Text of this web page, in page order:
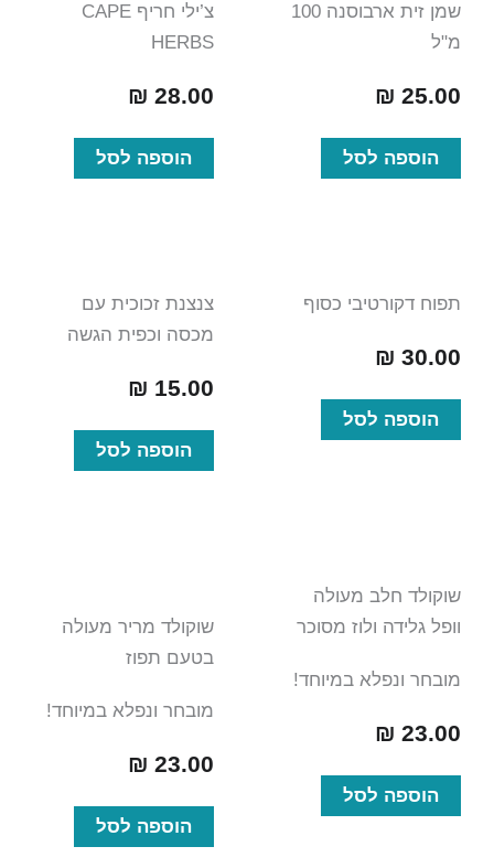
שמן זית ארבוסנה 100
מ"ל
₪ 25.00
הוספה לסל
צ’ילי חריף CAPE
HERBS
₪ 28.00
הוספה לסל
תפוח דקורטיבי כסוף
₪ 30.00
הוספה לסל
צנצנת זכוכית עם
מכסה וכפית הגשה
₪ 15.00
הוספה לסל
שוקולד חלב מעולה
וופל גלידה ולוז מסוכר
מובחר ונפלא במיוחד!
₪ 23.00
הוספה לסל
שוקולד מריר מעולה
בטעם תפוז
מובחר ונפלא במיוחד!
₪ 23.00
הוספה לסל